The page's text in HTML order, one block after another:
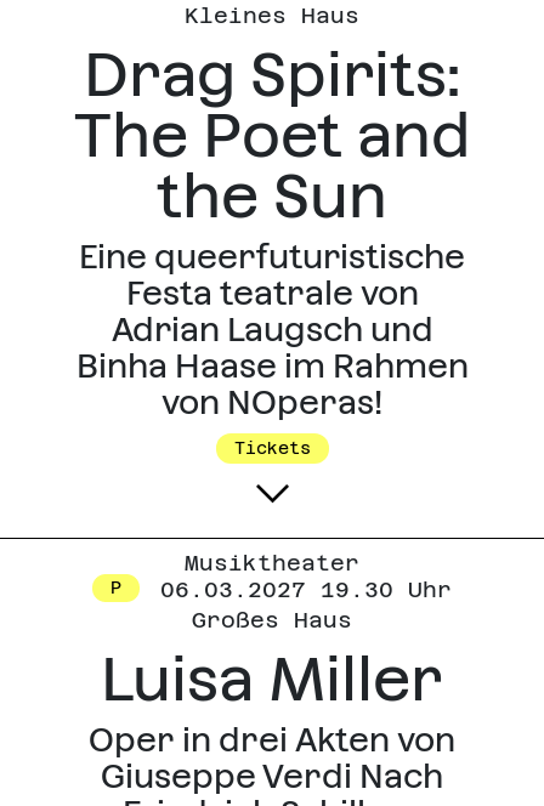
Kleines Haus
Drag Spirits:
The Poet and
the Sun
Eine queerfuturistische
Festa teatrale von
Adrian Laugsch und
Binha Haase im Rahmen
von NOperas!
Tickets
P 06.03.2027 19.30 Uhr
Musiktheater
Großes Haus
Luisa Miller
Oper in drei Akten von
Giuseppe Verdi Nach